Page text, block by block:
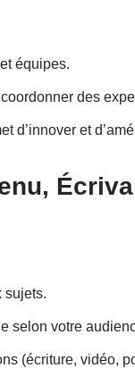
équipes.
des
d’innover et
sujets.
selon votre
(écriture, vidéo,